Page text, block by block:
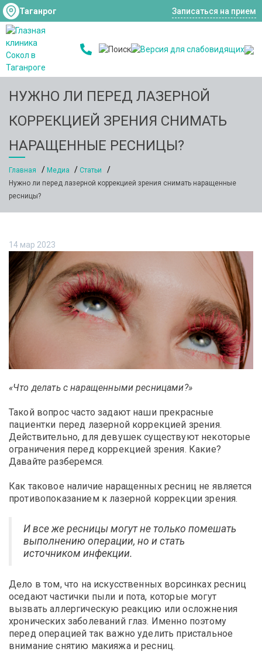
Таганрог Записаться на прием
НУЖНО ЛИ ПЕРЕД ЛАЗЕРНОЙ
КОРРЕКЦИЕЙ ЗРЕНИЯ СНИМАТЬ
НАРАЩЕННЫЕ РЕСНИЦЫ?
Главная Медиа
Статьи
Нужно ли перед лазерной коррекцией зрения снимать наращенные
ресницы?
14 мар 2023
«Что делать с наращенными ресницами?»
Такой вопрос часто задают наши прекрасные
пациентки перед лазерной коррекцией зрения.
Действительно, для девушек существуют некоторые
ограничения перед коррекцией зрения. Какие?
Давайте разберемся.
Как таковое наличие наращенных ресниц не является
противопоказанием к лазерной коррекции зрения.
И все же ресницы могут не только помешать
выполнению операции, но и стать
источником инфекции.
Дело в том, что на искусственных ворсинках ресниц
оседают частички пыли и пота, которые могут
вызвать аллергическую реакцию или осложнения
хронических заболеваний глаз. Именно поэтому
перед операцией так важно уделить пристальное
внимание снятию макияжа и ресниц.